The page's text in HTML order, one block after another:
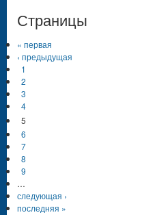
Страницы
« первая
‹ предыдущая
1
2
3
4
5
6
7
8
9
…
следующая ›
последняя »